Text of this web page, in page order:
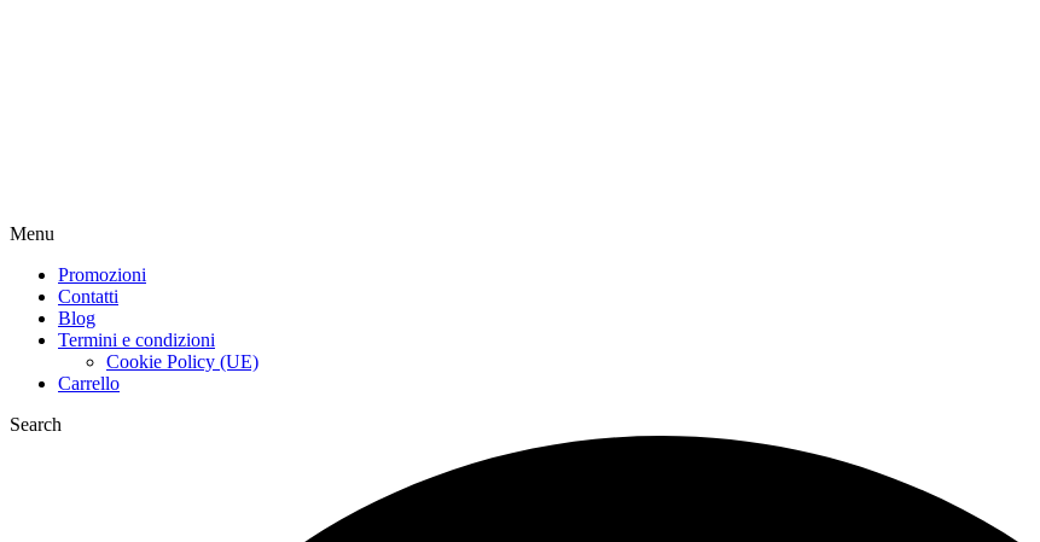
Menu
Promozioni
Contatti
Blog
Termini e condizioni
Cookie Policy (UE)
Carrello
Search